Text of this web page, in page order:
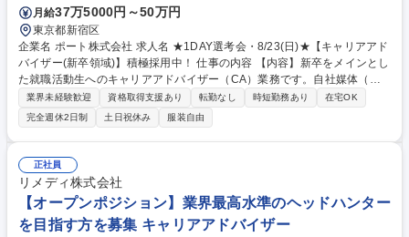
月給37万5000円～50万円
東京都新宿区
企業名 ポート株式会社 求人名 ★1DAY選考会・8/23(日)★【キャリアアド
バイザー(新卒領域)】積極採用中！ 仕事の内容 【内容】新卒をメインとし
た就職活動生へのキャリアアドバイザー（CA）業務です。自社媒体（キ
ャリアパーク・就活会議）から流入してきた求職者を担当いただきます。
【差別化ポイント】■徹底した「求職者ファースト」を実現する評価制度
■圧倒的な集客基盤を武器にした「打席数」と成長スピード ■キャリアパ
スの多様性（ジョブポスティング制度） 【キャリアアップ】■チーフ：早
ければ入社半年（1～2名をマネジメント）、SV（スーパーバイザー）：
中途入社1～2年（3～5名をマネジメント）成果とスタンス次第で早期に
組織運営の経験を積めるのが、今のポートの面白さです。 募集職種 ★1D
AY選考会・8/23(日)★【キャリアアドバイザー(新卒領域)】積極採用中！
業界未経験歓迎 資格取得支援あり 転勤なし 時短勤務あり
在宅OK
完全週休2日制
土日祝休み 服装自由
正社員
リメディ株式会社
【オープンポジション】業界最高水準のヘッドハンター
を目指す方を募集 キャリアアドバイザー